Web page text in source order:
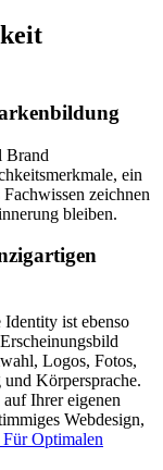
Brand
ein
zeichnen
bleiben.
ist ebenso
Logos, Fotos,
Körpersprache.
Ihrer eigenen
Webdesign,
Für Optimalen